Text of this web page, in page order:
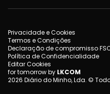
Privacidade e Cookies
Termos e Condições
Declaração de compromisso
Política de Confidencialidade
Editar Cookies
for tomorrow by LKCOM
2026 Diário do Minho, Lda. ©